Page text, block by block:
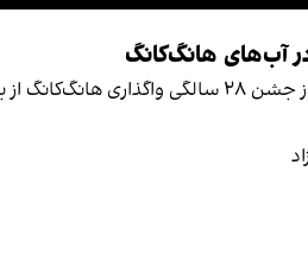
آب‌های هانگ‌کانگ
تنها چند روز پس از جشن ۲۸ سالگی